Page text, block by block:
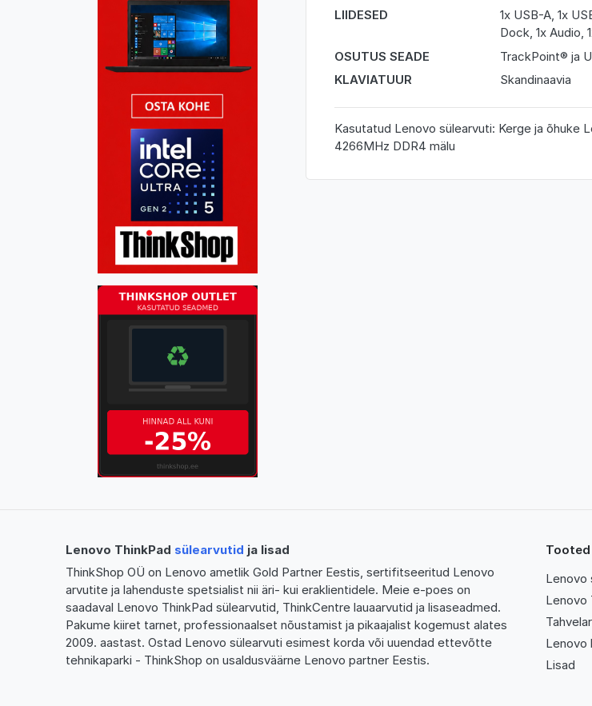
LIIDESED
1x USB-A, 1x
Dock, 1x Audio,
OSUTUS SEADE
TrackPoint® ja
KLAVIATUUR
Skandinaavia
Kasutatud Lenovo sülearvuti: Kerge ja õhuke
4266MHz DDR4 mälu
Lenovo ThinkPad sülearvutid ja lisad
ThinkShop OÜ on Lenovo ametlik Gold Partner Eestis, sertifitseeritud Lenovo
arvutite ja lahenduste spetsialist nii äri- kui eraklientidele. Meie e-poes on
saadaval Lenovo ThinkPad sülearvutid, ThinkCentre lauaarvutid ja lisaseadmed.
Pakume kiiret tarnet, professionaalset nõustamist ja pikaajalist kogemust alates
2009. aastast. Ostad Lenovo sülearvuti esimest korda või uuendad ettevõtte
tehnikaparki - ThinkShop on usaldusväärne Lenovo partner Eestis.
Tooted
Lenovo
Lenovo
Lenovo
Lisad